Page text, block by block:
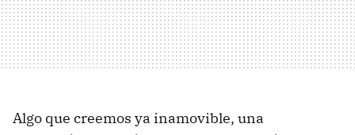
Algo que creemos ya inamovible, una